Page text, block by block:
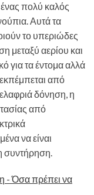
ένας πολύ καλός
Αυτά τα
το υπεριώδες
μεταξύ αερίου και
για τα έντομα αλλά
από
δόνηση, η
από
να είναι
συντήρηση.